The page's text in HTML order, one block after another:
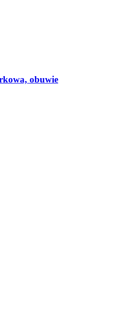
obuwie